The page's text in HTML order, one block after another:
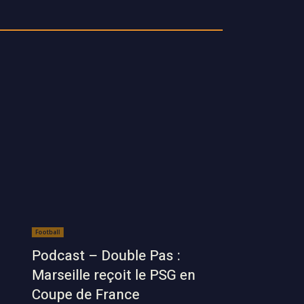
Football
Podcast – Double Pas :
Marseille reçoit le PSG en
Coupe de France